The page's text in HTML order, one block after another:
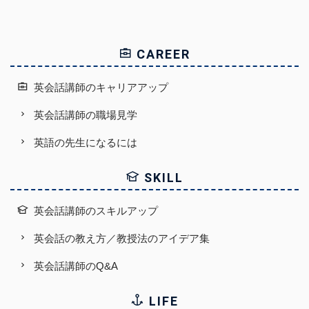
CAREER
英会話講師のキャリアアップ
英会話講師の職場見学
英語の先生になるには
SKILL
英会話講師のスキルアップ
英会話の教え方／教授法のアイデア集
英会話講師のQ&A
LIFE